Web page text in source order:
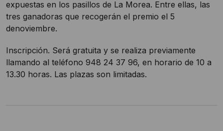
expuestas en los pasillos de La Morea. Entre ellas, las
tres ganadoras que recogerán el premio el 5
denoviembre.
Inscripción. Será gratuita y se realiza previamente
llamando al teléfono 948 24 37 96, en horario de 10 a
13.30 horas. Las plazas son limitadas.